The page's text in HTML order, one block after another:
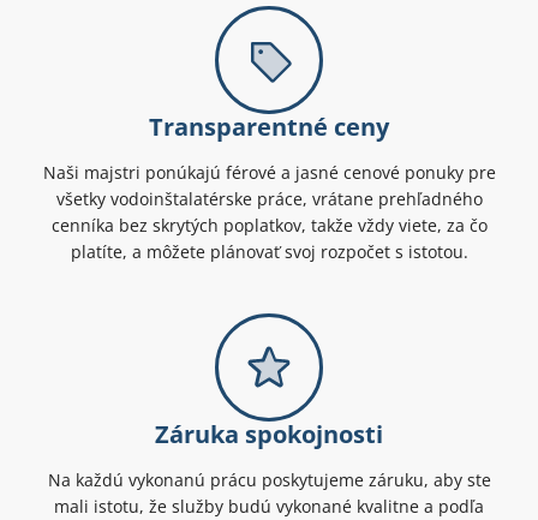
Transparentné ceny
Naši majstri ponúkajú férové a jasné cenové ponuky pre
všetky vodoinštalatérske práce, vrátane prehľadného
cenníka bez skrytých poplatkov, takže vždy viete, za čo
platíte, a môžete plánovať svoj rozpočet s istotou.
Záruka spokojnosti
Na každú vykonanú prácu poskytujeme záruku, aby ste
mali istotu, že služby budú vykonané kvalitne a podľa